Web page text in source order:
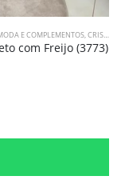
E COMPLEMENTOS CRISTALEIRA
com Freijo (3773)